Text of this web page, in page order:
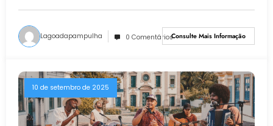
Lagoadapampulha 0 ComentáriosConsulte Mais Informação
10 de setembro de 2025